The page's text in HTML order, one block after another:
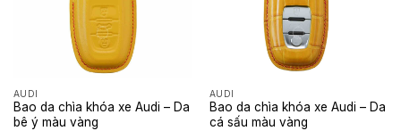
AUDI
Bao da chìa khóa xe Audi – Da
bê ý màu vàng
AUDI
Bao da chìa khóa xe Audi – Da
cá sấu màu vàng